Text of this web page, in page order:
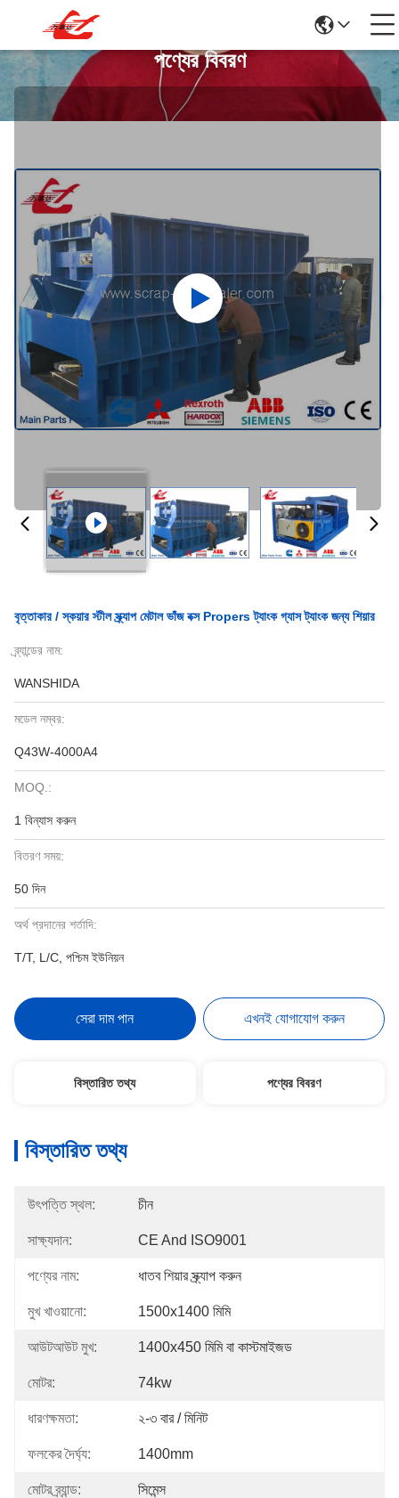
পণ্যের বিবরণ
বৃত্তাকার / স্কয়ার স্টীল স্ক্র্যাপ মেটাল ভাঁজ বক্স Propers ট্যাংক গ্যাস ট্যাংক জন্য শিয়ার
ব্র্যান্ডের নাম:
WANSHIDA
মডেল নম্বর:
Q43W-4000A4
MOQ.:
1 বিন্যাস করুন
বিতরণ সময়:
50 দিন
অর্থ প্রদানের শর্তাদি:
T/T, L/C, পশ্চিম ইউনিয়ন
সেরা দাম পান এখনই যোগাযোগ করুন
বিস্তারিত তথ্য পণ্যের বিবরণ
বিস্তারিত তথ্য
উৎপত্তি স্থল: চীন
সাক্ষ্যদান: CE And ISO9001
পণ্যের নাম: ধাতব শিয়ার স্ক্র্যাপ করুন
মুখ খাওয়ানো: 1500x1400 মিমি
আউটআউট মুখ: 1400x450 মিমি বা কাস্টমাইজড
মোটর: 74kw
ধারণক্ষমতা: ২-৩ বার / মিনিট
ফলকের দৈর্ঘ্য: 1400mm
মোটর ব্র্যান্ড: সিমেন্স